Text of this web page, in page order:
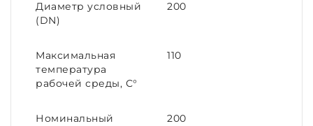
Диаметр условный
(DN)
200
Максимальная
температура
рабочей среды, С°
110
Номинальный
200